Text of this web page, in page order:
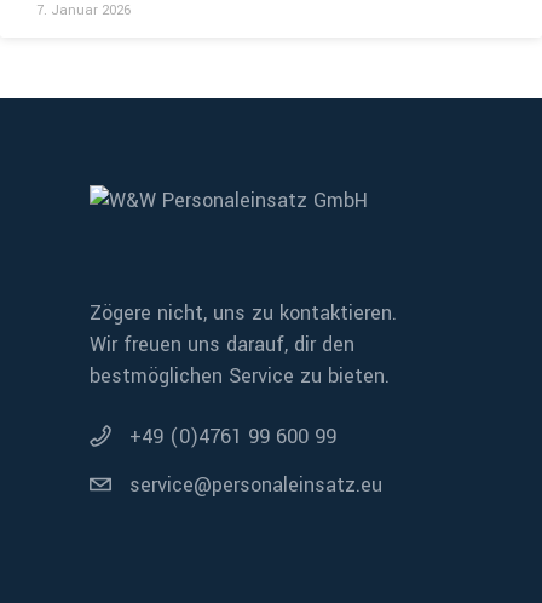
7. Januar 2026
Zögere nicht, uns zu kontaktieren.
Wir freuen uns darauf, dir den
bestmöglichen Service zu bieten.
+49 (0)4761 99 600 99
service@personaleinsatz.eu